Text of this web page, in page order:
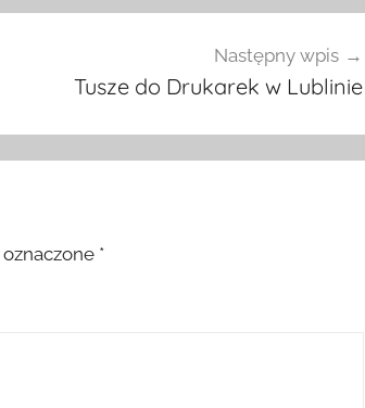
Następny wpis
Tusze do Drukarek w Lublinie
*